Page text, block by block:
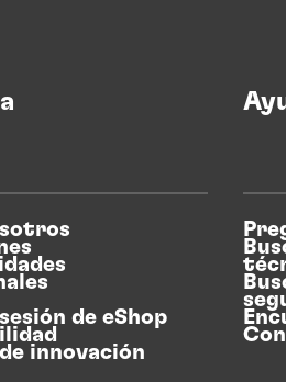
de eShop
innovación